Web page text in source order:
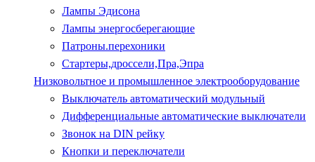
Лампы Эдисона
Лампы энергосберегающие
Патроны.перехоники
Стартеры,дроссели,Пра,Эпра
Низковольтное и промышленное электрооборудование
Выключатель автоматический модульный
Дифференциальные автоматические выключатели
Звонок на DIN рейку
Кнопки и переключатели